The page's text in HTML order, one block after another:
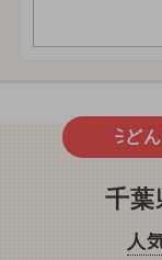
ど
千葉
人